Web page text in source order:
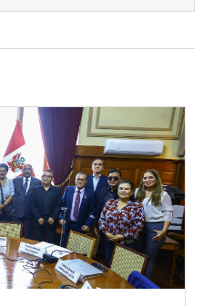
E IMAGEN